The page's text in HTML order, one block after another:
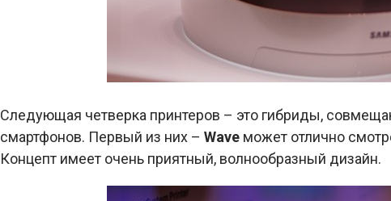
Следующая четверка принтеров – это гибриды,
смартфонов. Первый из них – Waveможет отлично
Концепт имеет очень приятный, волнообразный дизайн.